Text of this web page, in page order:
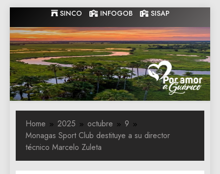
to
content
SINCO INFOGOB SISAP
Gobernacion
de Guarico
Gobernacion de Guarico
Home 2025 octubre
9
Monagas Sport Club destituye a su director
técnico Marcelo Zuleta